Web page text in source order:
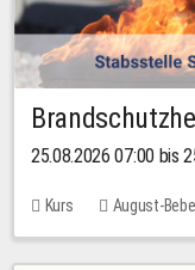
25.08.2026 07:00 bis
Kurs August-